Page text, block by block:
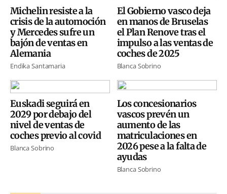
Michelin resiste a la
crisis de la automoción
y Mercedes sufre un
bajón de ventas en
Alemania
Endika Santamaria
El Gobierno vasco deja
en manos de Bruselas
el Plan Renove tras el
impulso a las ventas de
coches de 2025
Blanca Sobrino
Euskadi seguirá en
2029 por debajo del
nivel de ventas de
coches previo al covid
Blanca Sobrino
Los concesionarios
vascos prevén un
aumento de las
matriculaciones en
2026 pese a la falta de
ayudas
Blanca Sobrino